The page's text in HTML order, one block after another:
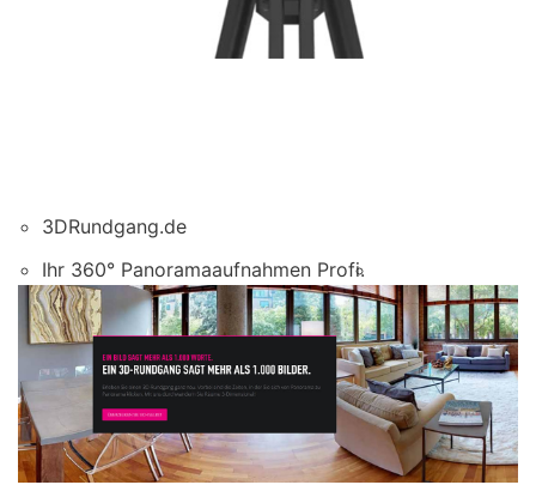
3DRundgang.de
Ihr 360° Panoramaaufnahmen Profi.